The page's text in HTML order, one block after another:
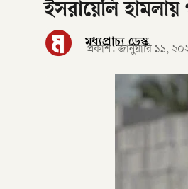
ইসরায়েলি
মধ্যপ্রাচ্য ডেস্ক
প্রকাশ: জানুয়ারি ১১,